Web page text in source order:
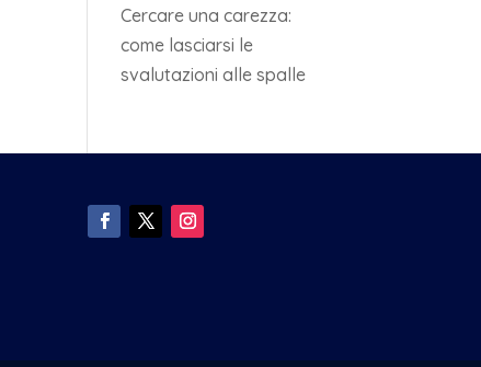
Cercare una carezza:
come lasciarsi le
svalutazioni alle spalle